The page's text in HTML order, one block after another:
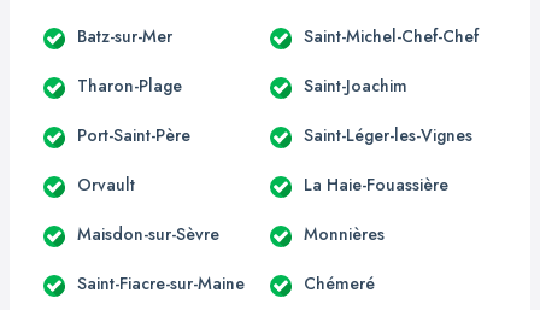
Batz-sur-Mer Saint-Michel-Chef-Chef
Tharon-Plage Saint-Joachim
Port-Saint-Père Saint-Léger-les-Vignes
Orvault La Haie-Fouassière
Maisdon-sur-Sèvre Monnières
Saint-Fiacre-sur-Maine Chémeré